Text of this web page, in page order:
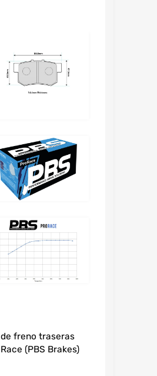
freno traseras
(PBS Brakes)